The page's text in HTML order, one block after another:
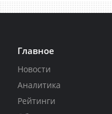
Главное
Новости
Аналитика
Рейтинги